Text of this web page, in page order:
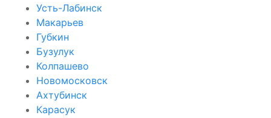
Усть-Лабинск
Макарьев
Губкин
Бузулук
Колпашево
Новомосковск
Ахтубинск
Карасук